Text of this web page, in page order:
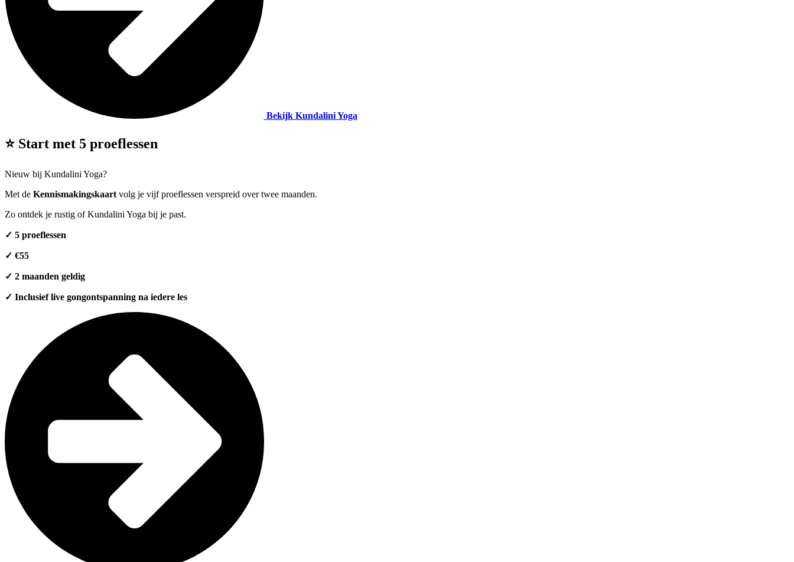
Bekijk Kundalini Yoga
⭐ Start met 5 proeflessen
Nieuw bij Kundalini Yoga?
Met de Kennismakingskaart volg je vijf proeflessen verspreid over twee maanden.
Zo ontdek je rustig of Kundalini Yoga bij je past.
✓ 5 proeflessen
✓ €55
✓ 2 maanden geldig
✓ Inclusief live gongontspanning na iedere les